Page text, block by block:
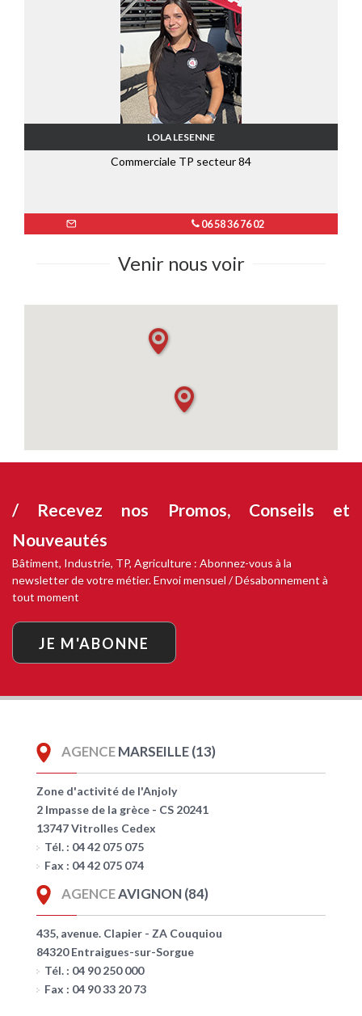
LOLA LESENNE
Commerciale TP secteur 84
06 58 36 76 02
Venir nous voir
/ Recevez nos Promos, Conseils et
Nouveautés
Bâtiment, Industrie, TP, Agriculture : Abonnez-vous à la
newsletter de votre métier. Envoi mensuel / Désabonnement à
tout moment
JE M'ABONNE
AGENCEMARSEILLE (13)
Zone d'activité de l'Anjoly
2 Impasse de la grèce - CS 20241
13747 Vitrolles Cedex
Tél. : 04 42 075 075
Fax : 04 42 075 074
AGENCEAVIGNON (84)
435, avenue. Clapier - ZA Couquiou
84320 Entraigues-sur-Sorgue
Tél. : 04 90 250 000
Fax : 04 90 33 20 73